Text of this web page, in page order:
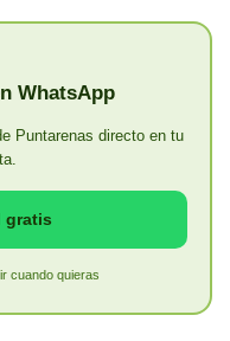
WhatsApp
Puntarenas directo en tu
gratis
cuando quieras